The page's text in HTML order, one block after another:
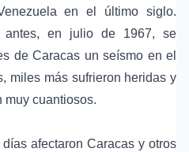
en el último siglo.
antes, en julio de 1967, se
de Caracas un seísmo en el
miles más sufrieron heridas y
muy cuantiosos.
afectaron Caracas y otros